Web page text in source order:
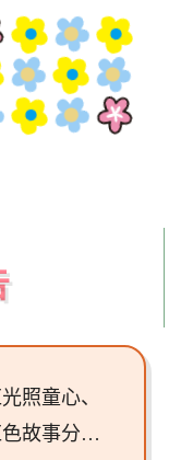
照童心、
故事分享